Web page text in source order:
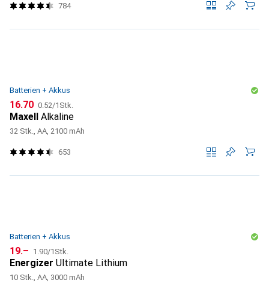
784
Batterien + Akkus
CHF
16.70 CHF
0.52/1Stk.
Maxell Alkaline
32 Stk., AA, 2100 mAh
653
Batterien + Akkus
CHF
19.– CHF
1.90/1Stk.
Energizer Ultimate Lithium
10 Stk., AA, 3000 mAh